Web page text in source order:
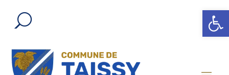
Ouvrir